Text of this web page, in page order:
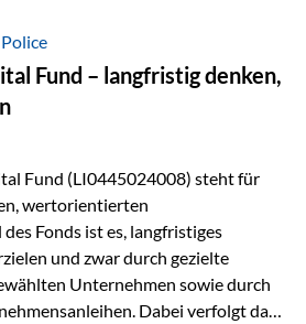
gilt, bieten Silber, Platin und
Chance, von technologischen
Die Nachfrage entsteht nicht
vor allem durch die Industrie.
Fund – langfristig denken,
Fund (LI0445024008) steht für
wertorientierten
Fonds ist es, langfristiges
und zwar durch gezielte
Unternehmen sowie durch
Dabei verfolgt das